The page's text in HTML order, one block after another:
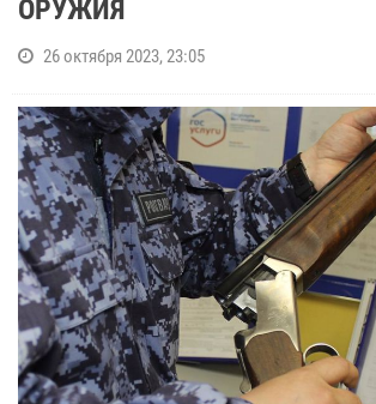
ОРУЖИЯ
26 октября 2023, 23:05